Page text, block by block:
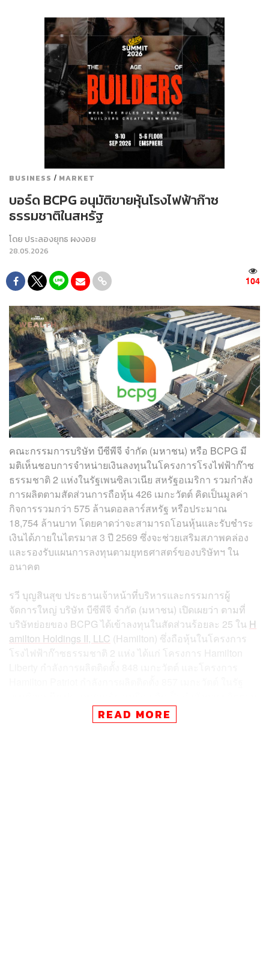
BUSINESS / MARKET
บอร์ด BCPG อนุมัติขายหุ้นโรงไฟฟ้าก๊าซ
ธรรมชาติในสหรัฐ
โดย ประลองยุทธ ผงงอย
28.05.2026
104
คณะกรรมการบริษัท บีซีพีจี จำกัด (มหาชน) หรือ BCPG มี
มติเห็นชอบการจำหน่ายเงินลงทุนในโครงการโรงไฟฟ้าก๊าซ
ธรรมชาติ 2 แห่งในรัฐเพนซิลเวเนีย สหรัฐอเมริกา รวมกำลัง
การผลิตตามสัดส่วนการถือหุ้น 426 เมกะวัตต์ คิดเป็นมูลค่า
กิจการรวมกว่า 575 ล้านดอลลาร์สหรัฐ หรือประมาณ
18,754 ล้านบาท โดยคาดว่าจะสามารถโอนหุ้นและรับชำระ
เงินได้ภายในไตรมาส 3 ปี 2569 ซึ่งจะช่วยเสริมสภาพคล่อง
และรองรับแผนการลงทุนตามยุทธศาสตร์ของบริษัทฯ ใน
อนาคต
รวี บุญสินสุข ประธานเจ้าหน้าที่บริหารและกรรมการผู้
จัดการใหญ่ บริษัท บีซีพีจี จำกัด (มหาชน) เปิดเผยว่า ตามที่
บริษัทย่อยของ BCPG ได้เข้าลงทุนในสัดส่วนร้อยละ 25 ใน H
amilton Holdings II, LLC (Hamilton) ซึ่งถือหุ้นในโครงการ
โรงไฟฟ้าก๊าซธรรมชาติ 2 แห่ง ได้แก่ โครงการ Hamilton
สัดส่วนรวมประมาณ 426 เมกะวัตต์ นั้น
READ MORE